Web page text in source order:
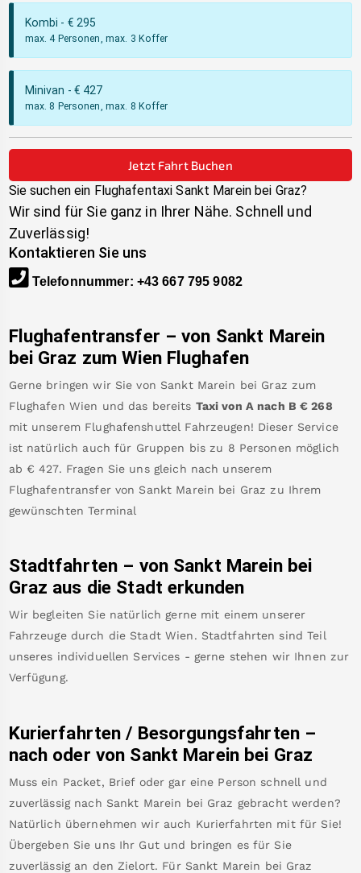
Kombi - € 295
max. 4 Personen, max. 3 Koffer
Minivan - € 427
max. 8 Personen, max. 8 Koffer
Jetzt Fahrt Buchen
Sie suchen ein Flughafentaxi Sankt Marein bei Graz?
Wir sind für Sie ganz in Ihrer Nähe. Schnell und
Zuverlässig!
Kontaktieren Sie uns
Telefonnummer: +43 667 795 9082
Flughafentransfer – von Sankt Marein
bei Graz zum Wien Flughafen
Gerne bringen wir Sie von Sankt Marein bei Graz zum
Flughafen Wien und das bereits Taxi von A nach B €268
mit unserem Flughafenshuttel Fahrzeugen! Dieser Service
ist natürlich auch für Gruppen bis zu 8 Personen möglich
ab € 427. Fragen Sie uns gleich nach unserem
Flughafentransfer von Sankt Marein bei Graz zu Ihrem
gewünschten Terminal
Stadtfahrten – von Sankt Marein bei
Graz aus die Stadt erkunden
Wir begleiten Sie natürlich gerne mit einem unserer
Fahrzeuge durch die Stadt Wien. Stadtfahrten sind Teil
unseres individuellen Services - gerne stehen wir Ihnen zur
Verfügung.
Kurierfahrten / Besorgungsfahrten –
nach oder von Sankt Marein bei Graz
Muss ein Packet, Brief oder gar eine Person schnell und
zuverlässig nach Sankt Marein bei Graz gebracht werden?
Natürlich übernehmen wir auch Kurierfahrten mit für Sie!
Übergeben Sie uns Ihr Gut und bringen es für Sie
zuverlässig an den Zielort. Für Sankt Marein bei Graz